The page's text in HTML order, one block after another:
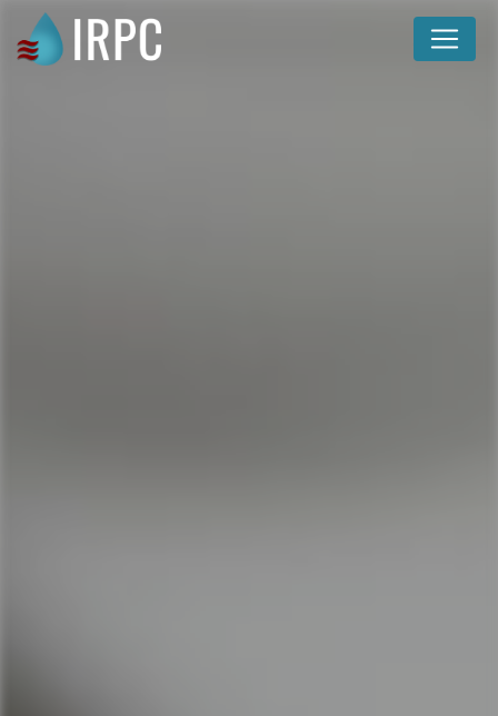
Panneau de gestion des cookies